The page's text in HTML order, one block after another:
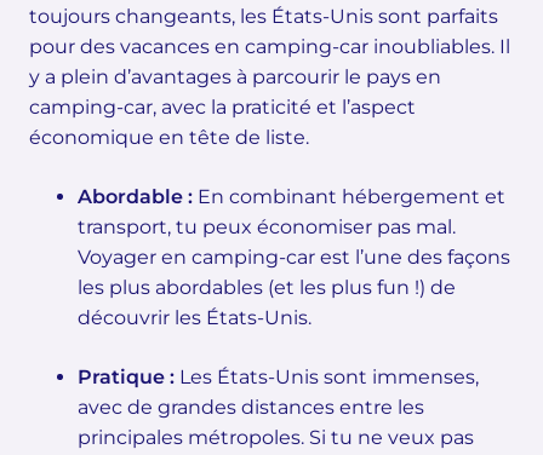
toujours changeants, les États-Unis sont parfaits
pour des vacances en camping-car inoubliables. Il
y a plein d’avantages à parcourir le pays en
camping-car, avec la praticité et l’aspect
économique en tête de liste.
Abordable : En combinant hébergement et
transport, tu peux économiser pas mal.
Voyager en camping-car est l’une des façons
les plus abordables (et les plus fun !) de
découvrir les États-Unis.
Pratique : Les États-Unis sont immenses,
avec de grandes distances entre les
principales métropoles. Si tu ne veux pas